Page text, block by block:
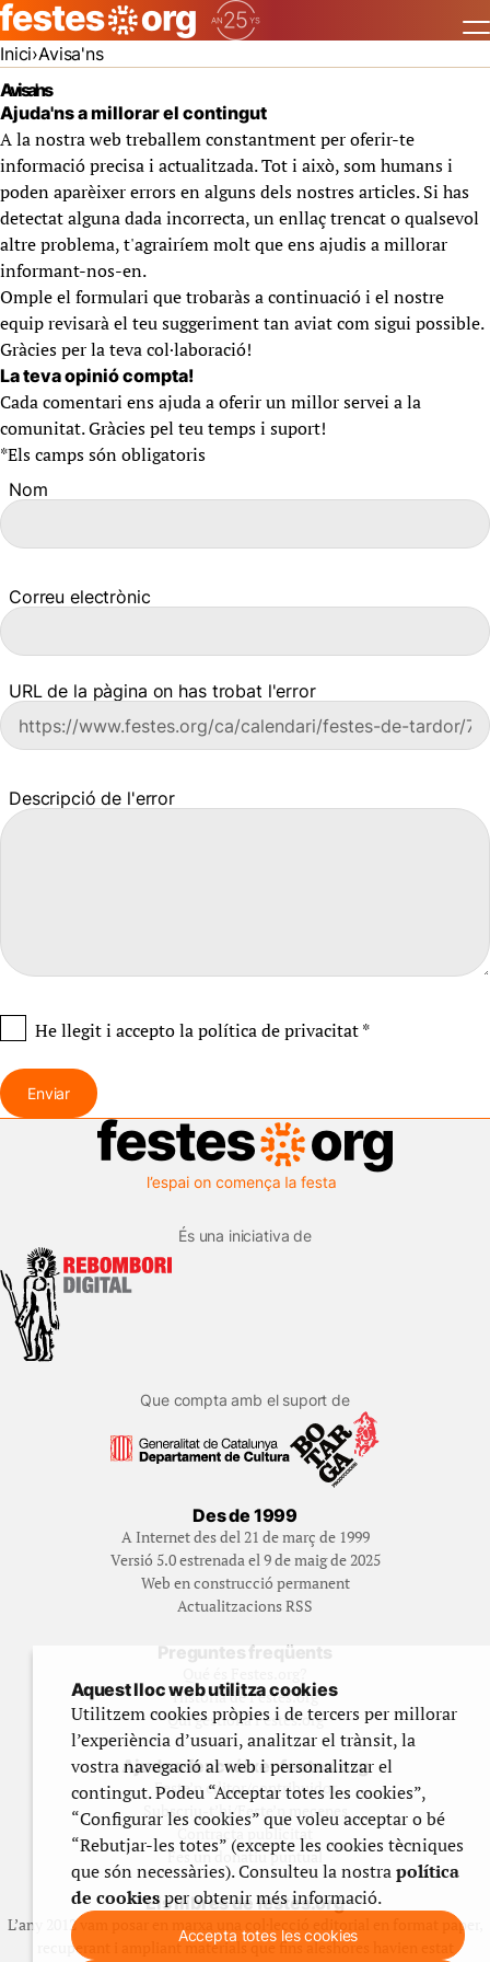
Inici Avisa'ns
Avisa'ns
Ajuda'ns a millorar el contingut
A la nostra web treballem constantment per oferir-te
informació precisa i actualitzada. Tot i això, som humans i
poden aparèixer errors en alguns dels nostres articles. Si has
detectat alguna dada incorrecta, un enllaç trencat o qualsevol
altre problema, t'agrairíem molt que ens ajudis a millorar
informant-nos-en.
Omple el formulari que trobaràs a continuació i el nostre
equip revisarà el teu suggeriment tan aviat com sigui possible.
Gràcies per la teva col·laboració!
La teva opinió compta!
Cada comentari ens ajuda a oferir un millor servei a la
comunitat. Gràcies pel teu temps i suport!
*Els camps són obligatoris
Nom
Correu electrònic
URL de la pàgina on has trobat l'error
Descripció de l'error
He llegit i acceptola política de privacitat*
Enviar
És una iniciativa de
Que compta amb el suport de
Des de 1999
A Internet des del 21 de març de 1999
Versió 5.0 estrenada el 9 de maig de 2025
Web en construcció permanent
Actualitzacions RSS
Preguntes freqüents
Història de Festes.org
Qui gestiona Festes.org
Ajuda a fer créixer festes.org
Feste’n editor/contribuidor
Subscriu-t’hi/Feste’n mecenes
Contracta publicitat
Fes un donatiu puntual
Els llibres de festes.org
L’any 2012 vam posar en marxa una col·lecció editorial en format paper,
recuperant i ampliant materials que fins aleshores havien estat
Aquest lloc web utilitza cookies
Utilitzem cookies pròpies i de tercers per millorar
l’experiència d’usuari, analitzar el trànsit, la
vostra navegació al web i personalitzar el
contingut. Podeu “Acceptar totes les cookies”,
“Configurar les cookies” que voleu acceptar o bé
“Rebutjar-les totes” (excepte les cookies tècniques
que són necessàries). Consulteu la nostrapolítica
de cookiesper obtenir més informació.
Accepta totes les cookies